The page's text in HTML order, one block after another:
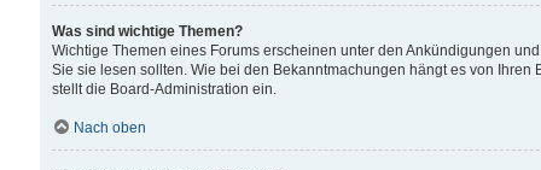
Was sind wichtige Themen?
Wichtige Themen eines Forums erscheinen unter den Ankündigungen
Sie sie lesen sollten. Wie bei den Bekanntmachungen hängt es von
stellt die Board-Administration ein.
Nach oben